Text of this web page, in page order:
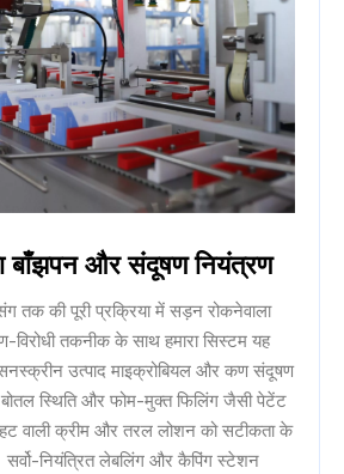
बाँझपन और संदूषण नियंत्रण
तक की पूरी प्रक्रिया में सड़न रोकनेवाला
तकनीक के साथ हमारा सिस्टम यह
उत्पाद माइक्रोबियल और कण संदूषण
स्थिति और फोम-मुक्त फिलिंग जैसी पेटेंट
वाली क्रीम और तरल लोशन को सटीकता के
नियंत्रित लेबलिंग और कैपिंग स्टेशन